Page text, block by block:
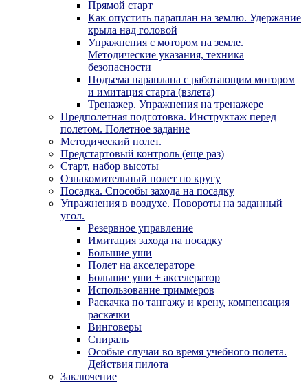
Прямой старт
Как опустить параплан на землю. Удержание
крыла над головой
Упражнения с мотором на земле.
Методические указания, техника
безопасности
Подъема параплана с работающим мотором
и имитация старта (взлета)
Тренажер. Упражнения на тренажере
Предполетная подготовка. Инструктаж перед
полетом. Полетное задание
Методический полет.
Предстартовый контроль (еще раз)
Старт, набор высоты
Ознакомительный полет по кругу
Посадка. Способы захода на посадку
Упражнения в воздухе. Повороты на заданный
угол.
Резервное управление
Имитация захода на посадку
Большие уши
Полет на акселераторе
Большие уши + акселератор
Использование триммеров
Раскачка по тангажу и крену, компенсация
раскачки
Винговеры
Спираль
Особые случаи во время учебного полета.
Действия пилота
Заключение